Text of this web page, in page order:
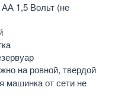
АА 1,5 Вольт (не
на ровной, твердой
машинка от сети не